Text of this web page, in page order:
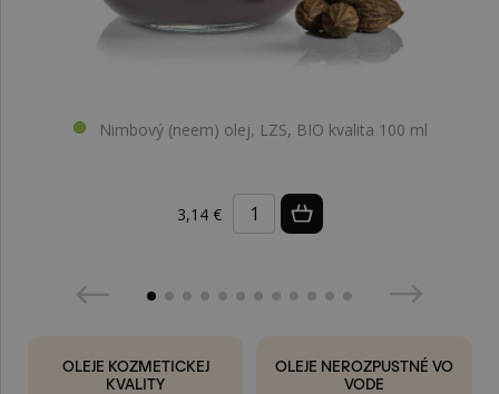
Nimbový (neem) olej, LZS, BIO kvalita 100 ml
3,14 €
OLEJE KOZMETICKEJ
KVALITY
OLEJE NEROZPUSTNÉ VO
VODE